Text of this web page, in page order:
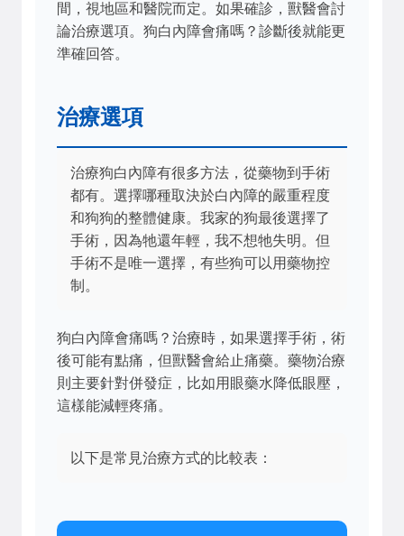
間，視地區和醫院而定。如果確診，獸醫會討
論治療選項。狗白內障會痛嗎？診斷後就能更
準確回答。
治療選項
治療狗白內障有很多方法，從藥物到手術
都有。選擇哪種取決於白內障的嚴重程度
和狗狗的整體健康。我家的狗最後選擇了
手術，因為牠還年輕，我不想牠失明。但
手術不是唯一選擇，有些狗可以用藥物控
制。
狗白內障會痛嗎？治療時，如果選擇手術，術
後可能有點痛，但獸醫會給止痛藥。藥物治療
則主要針對併發症，比如用眼藥水降低眼壓，
這樣能減輕疼痛。
以下是常見治療方式的比較表：